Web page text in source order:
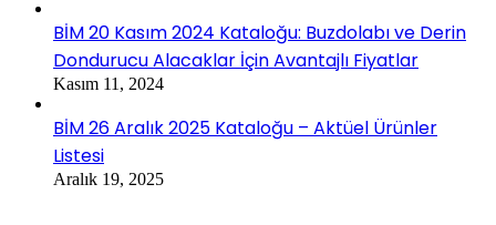
BİM 20 Kasım 2024 Kataloğu: Buzdolabı ve Derin
Dondurucu Alacaklar İçin Avantajlı Fiyatlar
Kasım 11, 2024
BİM 26 Aralık 2025 Kataloğu – Aktüel Ürünler
Listesi
Aralık 19, 2025